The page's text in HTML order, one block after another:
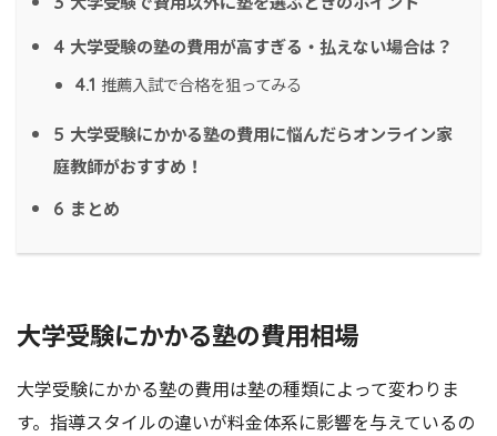
4 大学受験の塾の費用が高すぎる・払えない場合は？
4.1 推薦入試で合格を狙ってみる
5 大学受験にかかる塾の費用に悩んだらオンライン家
庭教師がおすすめ！
6 まとめ
大学受験にかかる塾の費用相場
大学受験にかかる塾の費用は塾の種類によって変わりま
す。指導スタイルの違いが料金体系に影響を与えているの